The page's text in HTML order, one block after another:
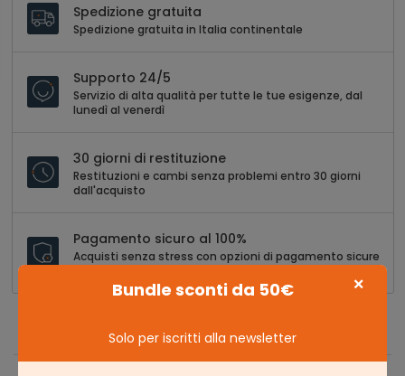
Spedizione gratuita
Spedizione gratuita in Italia continentale
Supporto 24/5
Servizio di alta qualità per tutte le tue esigenze, dal
lunedì al venerdì
30 giorni di restituzione
Restituzioni e cambi senza problemi entro 30 giorni
dall'acquisto
Pagamento sicuro al 100%
Acquisti senza stress con opzioni di pagamento sicure
×
Bundle sconti da 50€
Solo per iscritti alla newsletter